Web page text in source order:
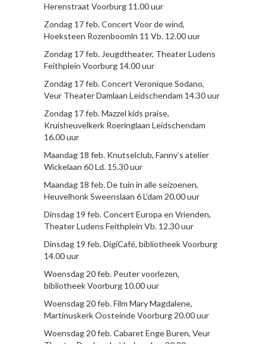
Herenstraat Voorburg 11.00 uur
Zondag 17 feb. Concert Voor de wind,
Hoeksteen Rozenboomln 11 Vb. 12.00 uur
Zondag 17 feb. Jeugdtheater, Theater Ludens
Feithplein Voorburg 14.00 uur
Zondag 17 feb. Concert Veronique Sodano,
Veur Theater Damlaan Leidschendam 14.30 uur
Zondag 17 feb. Mazzel kids praise,
Kruisheuvelkerk Roeringlaan Leidschendam
16.00 uur
Maandag 18 feb. Knutselclub, Fanny’s atelier
Wickelaan 60 Ld. 15.30 uur
Maandag 18 feb. De tuin in alle seizoenen,
Heuvelhonk Sweenslaan 6 L’dam 20.00 uur
Dinsdag 19 feb. Concert Europa en Vrienden,
Theater Ludens Feithplein Vb. 12.30 uur
Dinsdag 19 feb. DigiCafé, bibliotheek Voorburg
14.00 uur
Woensdag 20 feb. Peuter voorlezen,
bibliotheek Voorburg 10.00 uur
Woensdag 20 feb. Film Mary Magdalene,
Martinuskerk Oosteinde Voorburg 20.00 uur
Woensdag 20 feb. Cabaret Enge Buren, Veur